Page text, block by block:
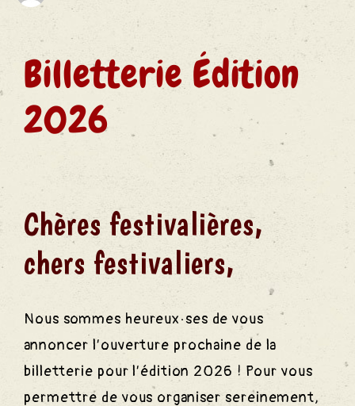
Billetterie Édition
2026
Chères festivalières,
chers festivaliers,
Nous sommes heureux·ses de vous
annoncer l’ouverture prochaine de la
billetterie pour l’édition 2026 ! Pour vous
permettre de vous organiser sereinement,